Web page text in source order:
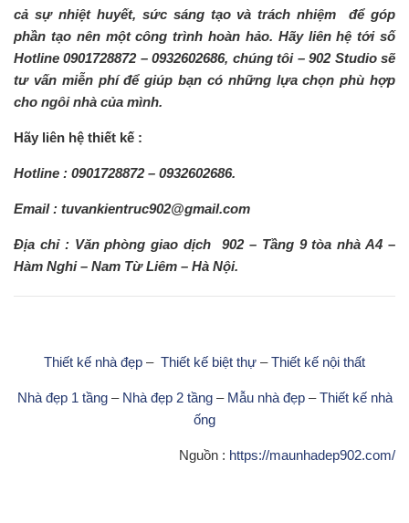
cả sự nhiệt huyết, sức sáng tạo và trách nhiệm để góp
phần tạo nên một công trình hoàn hảo. Hãy liên hệ tới số
Hotline 0901728872 – 0932602686, chúng tôi – 902 Studio sẽ
tư vấn miễn phí để giúp bạn có những lựa chọn phù hợp
cho ngôi nhà của mình.
Hãy liên hệ thiết kế :
Hotline : 0901728872 – 0932602686.
Email : tuvankientruc902@gmail.com
Địa chỉ : Văn phòng giao dịch 902 – Tầng 9 tòa nhà A4 –
Hàm Nghi – Nam Từ Liêm – Hà Nội.
Thiết kế nhà đẹp – Thiết kế biệt thự –Thiết kế nội thất
Nhà đẹp 1 tầng– Nhà đẹp 2 tầng– Mẫu nhà đẹp –Thiết kế nhà
ống
Nguồn : https://maunhadep902.com/